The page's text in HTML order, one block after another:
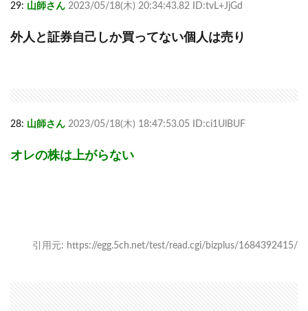
29: 山師さん 2023/05/18(木) 20:34:43.82 ID:tvL+JjGd
外人と証券自己しか買ってない個人は売り
28: 山師さん 2023/05/18(木) 18:47:53.05 ID:ci1UlBUF
オレの株は上がらない
引用元: https://egg.5ch.net/test/read.cgi/bizplus/1684392415/